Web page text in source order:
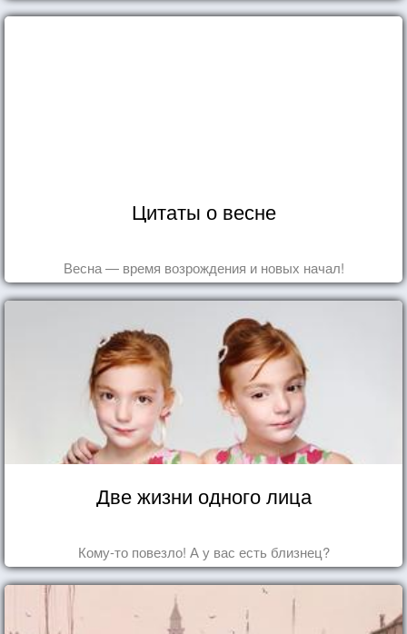
Цитаты о весне
Весна — время возрождения и новых начал!
Две жизни одного лица
Кому-то повезло! А у вас есть близнец?